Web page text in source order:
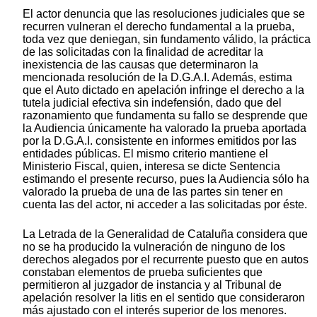
El actor denuncia que las resoluciones judiciales que se
recurren vulneran el derecho fundamental a la prueba,
toda vez que deniegan, sin fundamento válido, la práctica
de las solicitadas con la finalidad de acreditar la
inexistencia de las causas que determinaron la
mencionada resolución de la D.G.A.I. Además, estima
que el Auto dictado en apelación infringe el derecho a la
tutela judicial efectiva sin indefensión, dado que del
razonamiento que fundamenta su fallo se desprende que
la Audiencia únicamente ha valorado la prueba aportada
por la D.G.A.I. consistente en informes emitidos por las
entidades públicas. El mismo criterio mantiene el
Ministerio Fiscal, quien, interesa se dicte Sentencia
estimando el presente recurso, pues la Audiencia sólo ha
valorado la prueba de una de las partes sin tener en
cuenta las del actor, ni acceder a las solicitadas por éste.
La Letrada de la Generalidad de Cataluña considera que
no se ha producido la vulneración de ninguno de los
derechos alegados por el recurrente puesto que en autos
constaban elementos de prueba suficientes que
permitieron al juzgador de instancia y al Tribunal de
apelación resolver la litis en el sentido que consideraron
más ajustado con el interés superior de los menores.